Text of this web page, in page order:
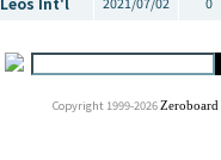
Copyright 1999-2026 Zeroboard